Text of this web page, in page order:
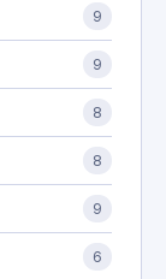
9
9
8
8
9
6